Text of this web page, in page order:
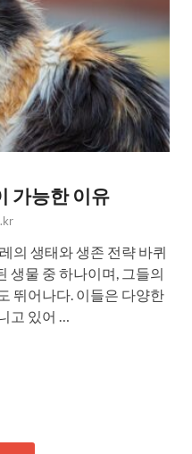
가능한 이유
의 생태와 생존 전략 바퀴
생물 중 하나이며, 그들의
뛰어나다. 이들은 다양한
고 있어 …